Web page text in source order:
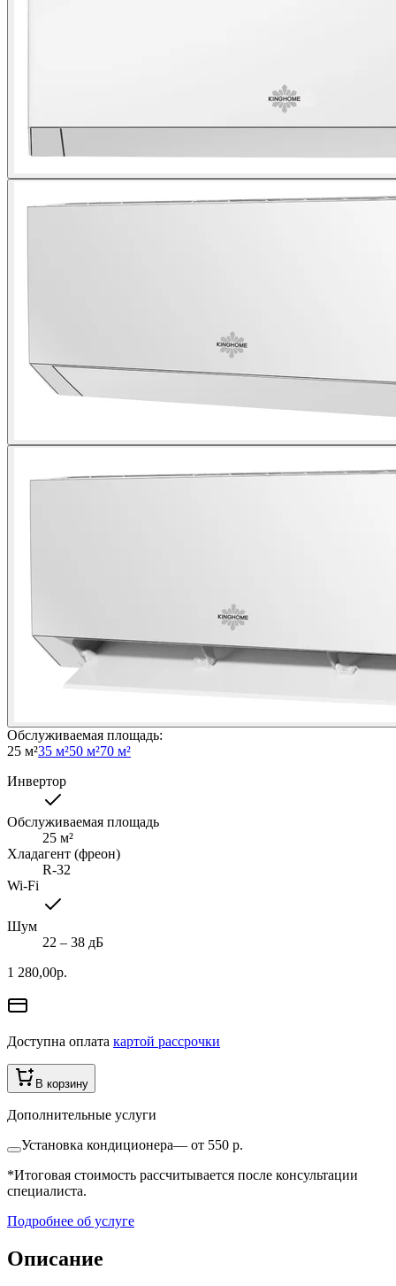
Обслуживаемая площадь:
25 м²35 м²50 м²70 м²
Инвертор
Обслуживаемая площадь
25 м²
Хладагент (фреон)
R-32
Wi-Fi
Шум
22 ‒ 38 дБ
1 280,00р.
Доступна оплата картой рассрочки
В корзину
Дополнительные услуги
Установка кондиционера— от 550 р.
*Итоговая стоимость рассчитывается после консультации
специалиста.
Подробнее об услуге
Описание